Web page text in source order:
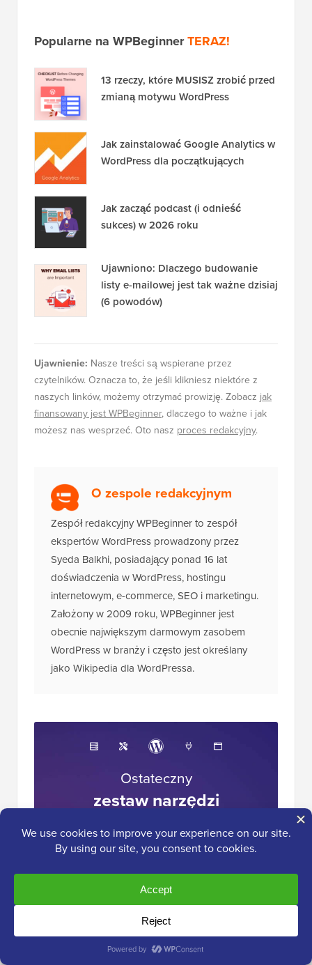
13 rzeczy, które MUSISZ zrobić przed
Jak zainstalować Google Analytics w
Jak zacząć podcast (i odnieść
Ujawniono: Dlaczego budowanie
listy e-mailowej jest tak ważne dzisiaj
Ujawnienie:Nasze treści są wspierane przez
czytelników. Oznacza to, że jeśli klikniesz niektóre z
naszych linków, możemy otrzymać prowizję. Zobaczjak
finansowany jest WPBeginner, dlaczego to ważne i jak
Zespół redakcyjny WPBeginner to zespół
ekspertów WordPress prowadzony przez
Syeda Balkhi, posiadający ponad 16 lat
doświadczenia w WordPress, hostingu
internetowym, e-commerce, SEO i marketingu.
Założony w 2009 roku, WPBeginner jest
obecnie największym darmowym zasobem
WordPress w branży i często jest określany
Ostateczny
WordPress
Uzyskaj BEZPŁATNY dostęp do naszego
zestawu narzędzi– kolekcji produktów i
zasobów związanych z WordPress, które
powinien mieć każdy profesjonalista!
Pobierz teraz